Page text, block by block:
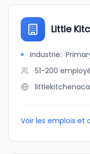
Little
Industrie:
51-200
Voir les emplois et